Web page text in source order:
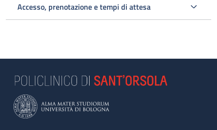
Accesso, prenotazione e tempi di attesa